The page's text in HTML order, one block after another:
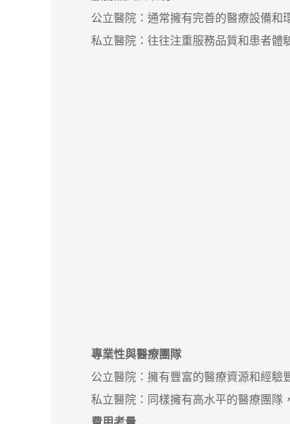
公立醫院：通常擁有完善的醫療設備和環
私立醫院：往往注重服務品質和患者體驗
專業性與醫療團隊
公立醫院：擁有豐富的醫療資源和經驗
私立醫院：同樣擁有高水平的醫療團隊，